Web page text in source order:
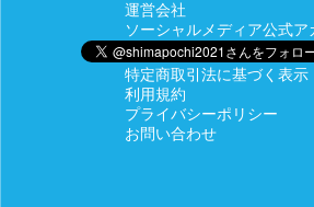
運営会社
ソーシャルメディア公式ア
特定商取引法に基づく表示
利用規約
プライバシーポリシー
お問い合わせ